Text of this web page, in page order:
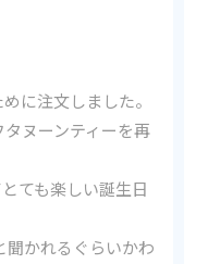
に注文しました。
ヌーンティーを再
ても楽しい誕生日
かれるぐらいかわ